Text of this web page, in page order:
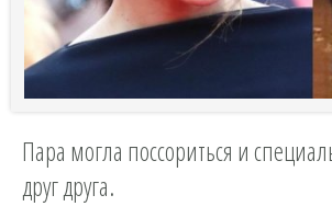
Пара могла поссориться и
друг друга.